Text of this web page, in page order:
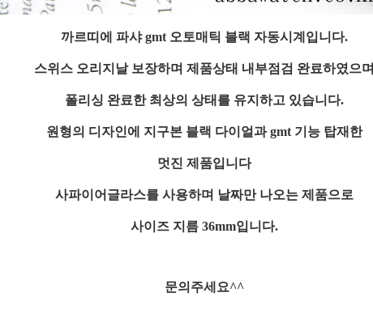
까르띠에 파샤 gmt 오토매틱 블랙 자동시계입니다.
스위스 오리지날 보장하며 제품상태 내부점검 완료하였으며
폴리싱 완료한 최상의 상태를 유지하고 있습니다.
원형의 디자인에 지구본 블랙 다이얼과 gmt 기능 탑재한
멋진 제품입니다
사파이어글라스를 사용하며 날짜만 나오는 제품으로
사이즈 지름 36mm입니다.
문의주세요^^